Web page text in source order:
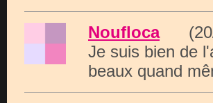
Noufloca(20/
Je suis bien de
beaux quand